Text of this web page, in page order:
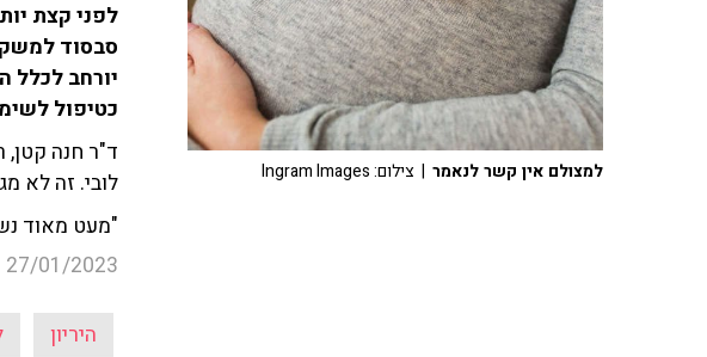
סבסוד
כטיפול
ד"ר חנה קטן,
לובי. זה לא
"מעט מאוד
27/01/2023
היריון
למצולם אין קשר לנאמר | צילום: Ingram Images